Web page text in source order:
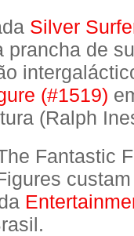
Silver
prancha de
(#1519)
(Ralph
Fantastic